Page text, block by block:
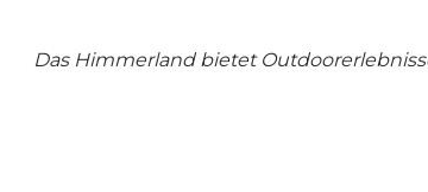
Das Himmerland bietet